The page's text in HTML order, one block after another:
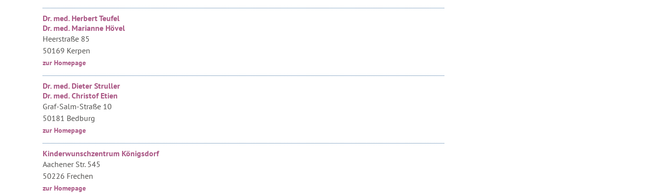
Dr. med. Herbert Teufel
Dr. med. Marianne Hövel
Heerstraße 85
50169 Kerpen
zur Homepage
Dr. med. Dieter Struller
Dr. med. Christof Etien
Graf-Salm-Straße 10
50181 Bedburg
zur Homepage
Kinderwunschzentrum Königsdorf
Aachener Str. 545
50226 Frechen
zur Homepage